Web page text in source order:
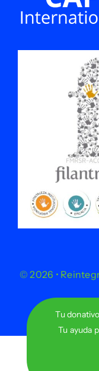
© 2026 •
Tu
Tu ayuda